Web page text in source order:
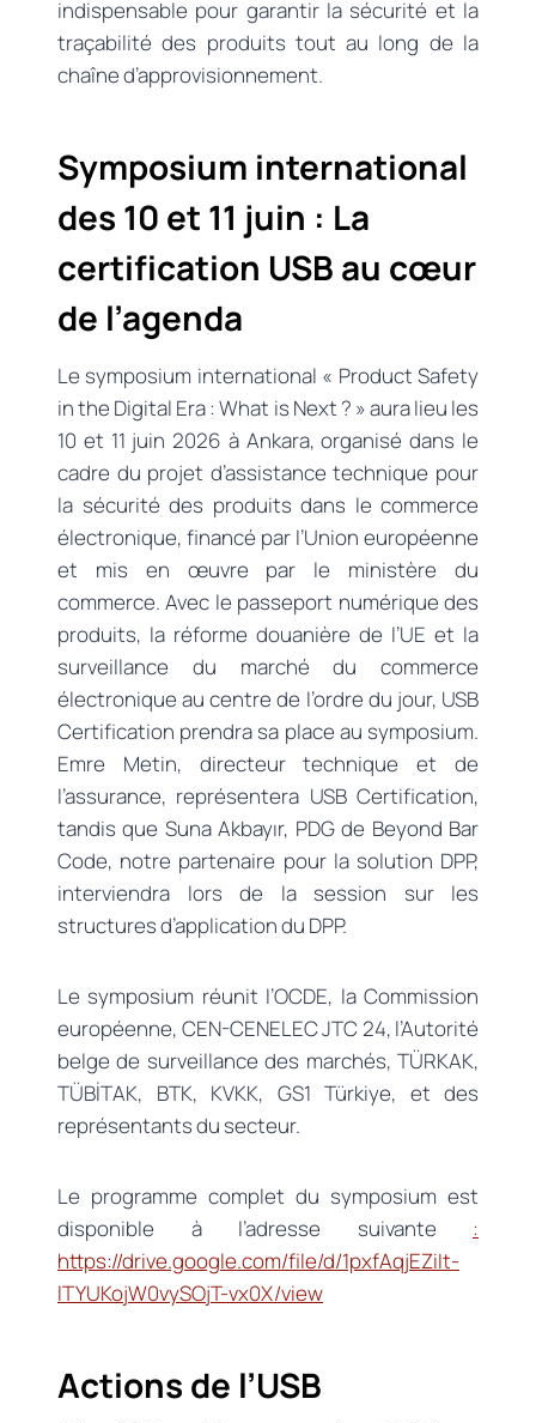
indispensable pour garantir la sécurité et la
traçabilité des produits tout au long de la
chaîne d’approvisionnement.
Symposium international
des 10 et 11 juin : La
certification USB au cœur
de l’agenda
Le symposium international « Product Safety
in the Digital Era : What is Next ? » aura lieu les
10 et 11 juin 2026 à Ankara, organisé dans le
cadre du projet d’assistance technique pour
la sécurité des produits dans le commerce
électronique, financé par l’Union européenne
et mis en œuvre par le ministère du
commerce. Avec le passeport numérique des
produits, la réforme douanière de l’UE et la
surveillance du marché du commerce
électronique au centre de l’ordre du jour, USB
Certification prendra sa place au symposium.
Emre Metin, directeur technique et de
l’assurance, représentera USB Certification,
tandis que Suna Akbayır, PDG de Beyond Bar
Code, notre partenaire pour la solution DPP,
interviendra lors de la session sur les
structures d’application du DPP.
Le symposium réunit l’OCDE, la Commission
européenne, CEN-CENELEC JTC 24, l’Autorité
belge de surveillance des marchés, TÜRKAK,
TÜBİTAK, BTK, KVKK, GS1 Türkiye, et des
représentants du secteur.
Le programme complet du symposium est
disponible à l’adresse suivante :
https://drive.google.com/file/d/1pxfAqjEZiIt-
lTYUKojW0vySOjT-vx0X/view
Actions de l’USB